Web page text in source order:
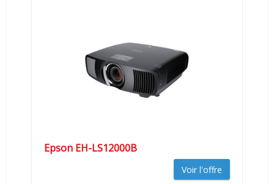
Epson EH-LS12000B
Voir l'offre